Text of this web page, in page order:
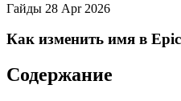
Гайды 28 Apr 2026
Как изменить имя в
Содержание